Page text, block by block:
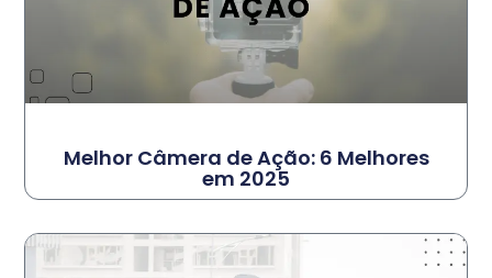
Melhor Câmera de Ação: 6 Melhores
em 2025